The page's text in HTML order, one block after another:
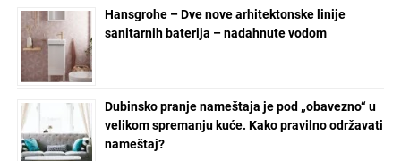
Hansgrohe – Dve nove arhitektonske linije
sanitarnih baterija – nadahnute vodom
Dubinsko pranje nameštaja je pod „obavezno“ u
velikom spremanju kuće. Kako pravilno održavati
nameštaj?